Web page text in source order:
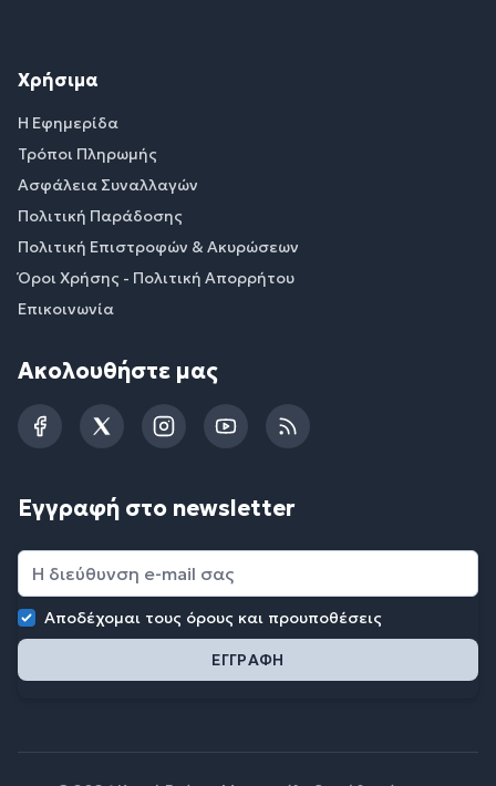
Χρήσιμα
Η Εφημερίδα
Τρόποι Πληρωμής
Ασφάλεια Συναλλαγών
Πολιτική Παράδοσης
Πολιτική Επιστροφών & Ακυρώσεων
Όροι Χρήσης - Πολιτική Απορρήτου
Επικοινωνία
Ακολουθήστε μας
FacebookTwitterInstagramYouTubeRSS
Εγγραφή στο newsletter
Αποδέχομαι τους όρους και προυποθέσεις